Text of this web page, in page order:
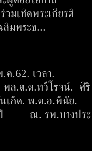
เทิดพระเกียรติ
ลิมพระช...
เวลา.
พล.ต.ต.ทวีโรจน์. ศิริ
เกิด. พ.ต.อ.พินัย.
ปี ณ. รพ.บางประ